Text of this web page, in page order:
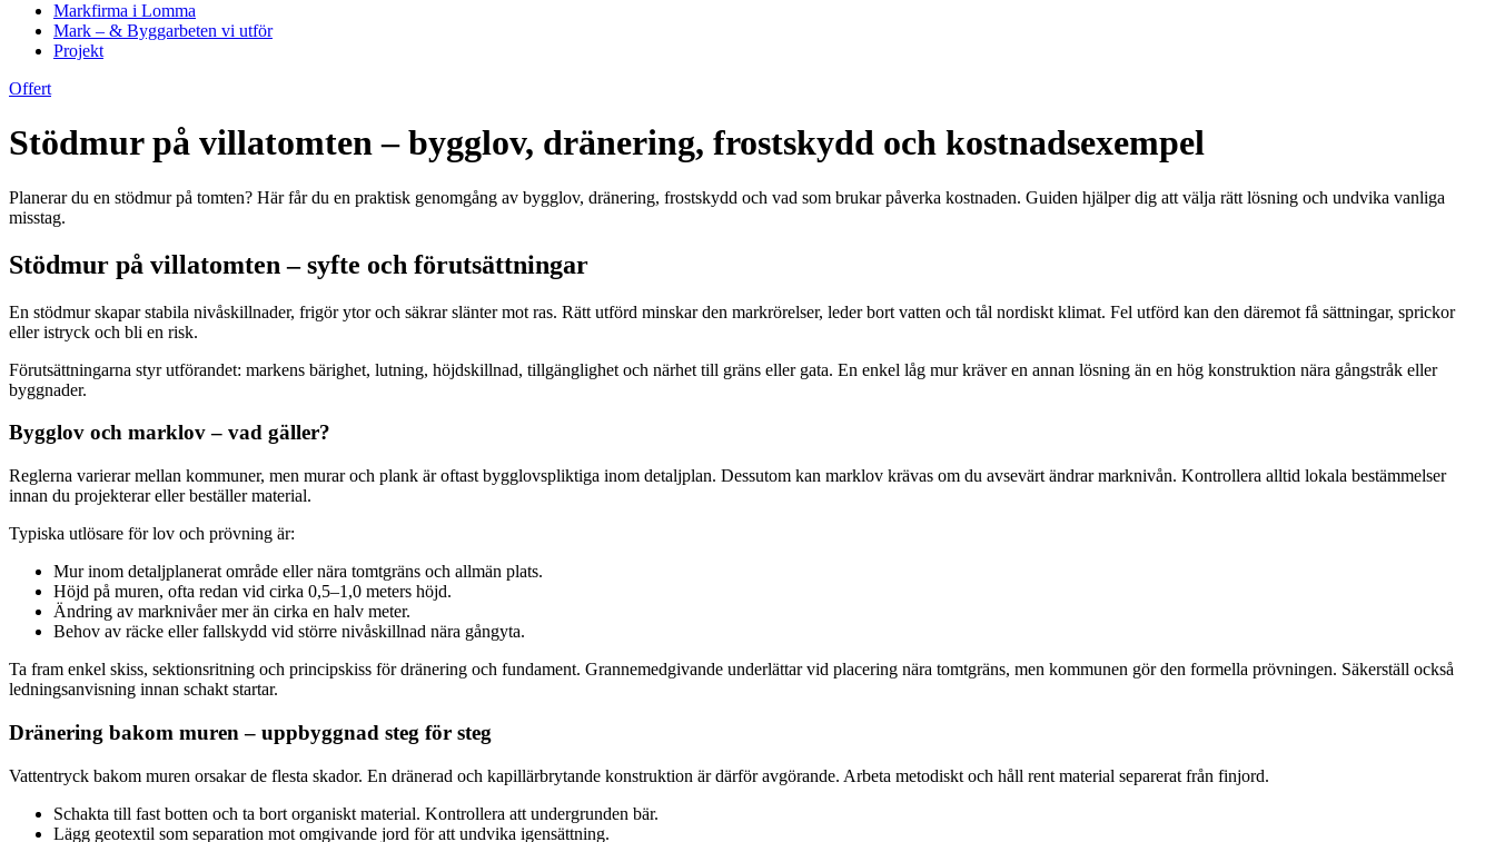
Markfirma i Lomma
Mark – & Byggarbeten vi utför
Projekt
Offert
Stödmur på villatomten – bygglov, dränering, frostskydd och kostnadsexempel
Planerar du en stödmur på tomten? Här får du en praktisk genomgång av bygglov, dränering, frostskydd och vad som brukar påverka kostnaden. Guiden hjälper dig att välja rätt lösning och undvika vanliga
misstag.
Stödmur på villatomten – syfte och förutsättningar
En stödmur skapar stabila nivåskillnader, frigör ytor och säkrar slänter mot ras. Rätt utförd minskar den markrörelser, leder bort vatten och tål nordiskt klimat. Fel utförd kan den däremot få sättningar, sprickor
eller istryck och bli en risk.
Förutsättningarna styr utförandet: markens bärighet, lutning, höjdskillnad, tillgänglighet och närhet till gräns eller gata. En enkel låg mur kräver en annan lösning än en hög konstruktion nära gångstråk eller
byggnader.
Bygglov och marklov – vad gäller?
Reglerna varierar mellan kommuner, men murar och plank är oftast bygglovspliktiga inom detaljplan. Dessutom kan marklov krävas om du avsevärt ändrar marknivån. Kontrollera alltid lokala bestämmelser
innan du projekterar eller beställer material.
Typiska utlösare för lov och prövning är:
Mur inom detaljplanerat område eller nära tomtgräns och allmän plats.
Höjd på muren, ofta redan vid cirka 0,5–1,0 meters höjd.
Ändring av marknivåer mer än cirka en halv meter.
Behov av räcke eller fallskydd vid större nivåskillnad nära gångyta.
Ta fram enkel skiss, sektionsritning och principskiss för dränering och fundament. Grannemedgivande underlättar vid placering nära tomtgräns, men kommunen gör den formella prövningen. Säkerställ också
ledningsanvisning innan schakt startar.
Dränering bakom muren – uppbyggnad steg för steg
Vattentryck bakom muren orsakar de flesta skador. En dränerad och kapillärbrytande konstruktion är därför avgörande. Arbeta metodiskt och håll rent material separerat från finjord.
Schakta till fast botten och ta bort organiskt material. Kontrollera att undergrunden bär.
Lägg geotextil som separation mot omgivande jord för att undvika igensättning.